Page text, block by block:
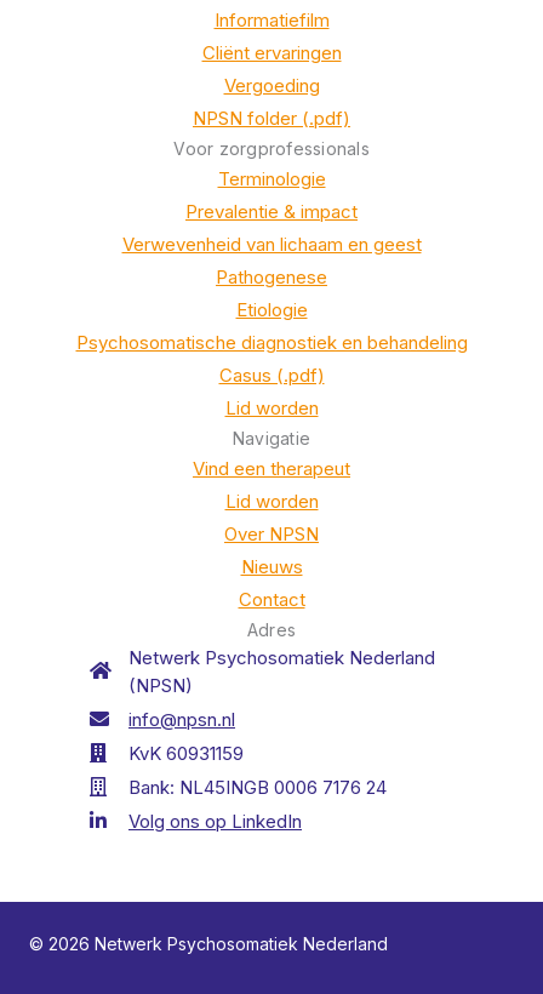
Informatiefilm
Cliënt ervaringen
Vergoeding
NPSN folder (.pdf)
Voor zorgprofessionals
Terminologie
Prevalentie & impact
Verwevenheid van lichaam en geest
Pathogenese
Etiologie
Psychosomatische diagnostiek en behandeling
Casus (.pdf)
Lid worden
Navigatie
Vind een therapeut
Lid worden
Over NPSN
Nieuws
Contact
Adres
Netwerk Psychosomatiek Nederland
(NPSN)
info@npsn.nl
KvK 60931159
Bank: NL45INGB 0006 7176 24
Volg ons op LinkedIn
© 2026 Netwerk Psychosomatiek Nederland